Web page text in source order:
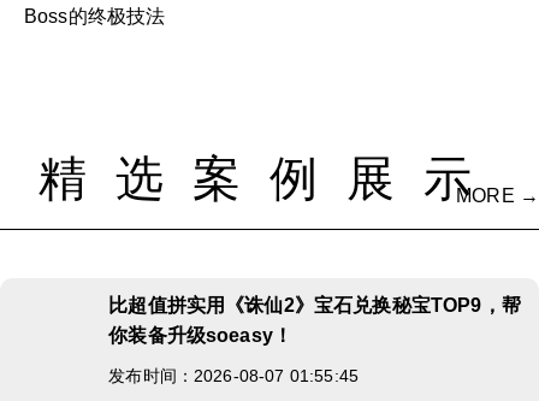
Boss的终极技法
精选案例展示MORE →
比超值拼实用《诛仙2》宝石兑换秘宝
TOP9，帮你装备升级soeasy！
发布时间：2026-08-07 01:55:45